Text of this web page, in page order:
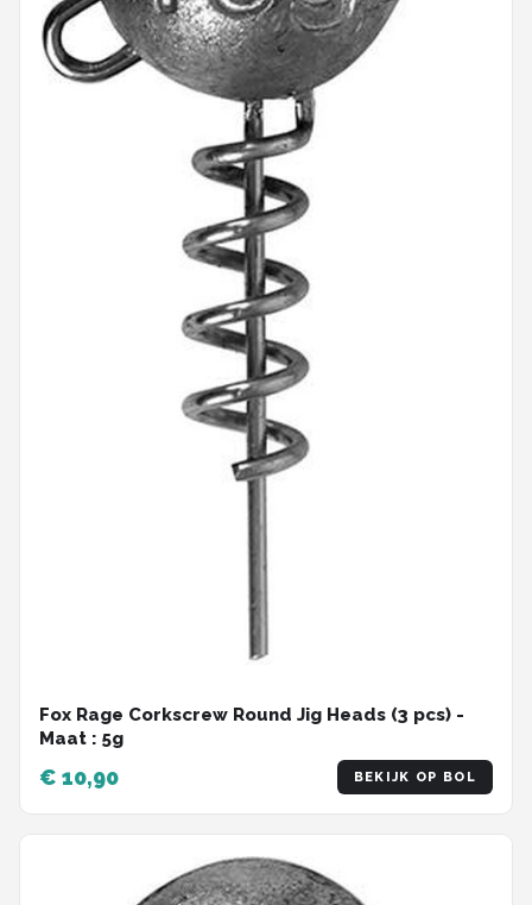
Fox Rage Corkscrew Round Jig Heads (3 pcs) -
Maat : 5g
€ 10,90 BEKIJK OP BOL